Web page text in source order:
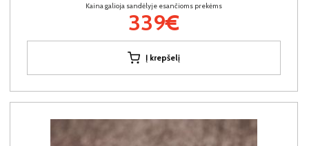
Kaina galioja sandėlyje esančioms prekėms
339€
Į krepšelį